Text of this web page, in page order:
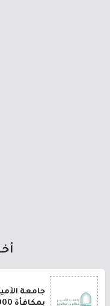
جامعة
بمكافأة 3,000 ريال عبر تمهير